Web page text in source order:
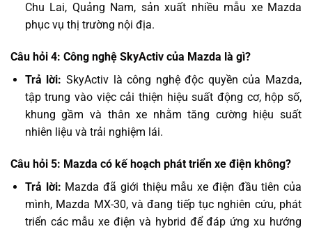
Chu Lai, Quảng Nam, sản xuất nhiều mẫu xe Mazda
phục vụ thị trường nội địa.
Câu hỏi 4: Công nghệ SkyActiv của Mazda là gì?
Trả lời: SkyActiv là công nghệ độc quyền của Mazda,
tập trung vào việc cải thiện hiệu suất động cơ, hộp số,
khung gầm và thân xe nhằm tăng cường hiệu suất
nhiên liệu và trải nghiệm lái.
Câu hỏi 5: Mazda có kế hoạch phát triển xe điện không?
Trả lời: Mazda đã giới thiệu mẫu xe điện đầu tiên của
mình, Mazda MX-30, và đang tiếp tục nghiên cứu, phát
triển các mẫu xe điện và hybrid để đáp ứng xu hướng